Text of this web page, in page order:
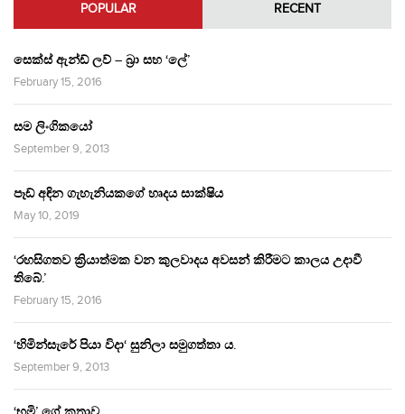
POPULAR RECENT
සෙක්ස් ඇන්ඩ් ලව් – බ්‍රා සහ ‘ලේ’
February 15, 2016
සම ලිංගිකයෝ
September 9, 2013
පෑඩ් අඳින ගැහැනියකගේ හෘදය සාක්ෂිය
May 10, 2019
‘රහසිගතව ක්‍රියාත්මක වන කුලවාදය අවසන් කිරීමට කාලය උදාවී
තිබේ.’
February 15, 2016
‘හිමින්සැරේ පියා විදා‘ සුනිලා සමුගත්තා ය.
September 9, 2013